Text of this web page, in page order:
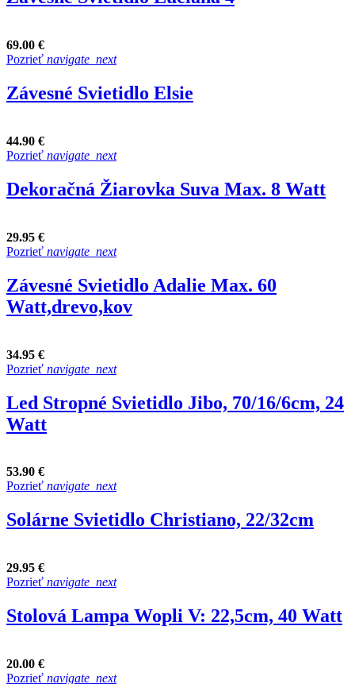
69.00 €
Pozrieť navigate_next
Závesné Svietidlo Elsie
44.90 €
Pozrieť navigate_next
Dekoračná Žiarovka Suva Max. 8 Watt
29.95 €
Pozrieť navigate_next
Závesné Svietidlo Adalie Max. 60
Watt,drevo,kov
34.95 €
Pozrieť navigate_next
Led Stropné Svietidlo Jibo, 70/16/6cm, 24
Watt
53.90 €
Pozrieť navigate_next
Solárne Svietidlo Christiano, 22/32cm
29.95 €
Pozrieť navigate_next
Stolová Lampa Wopli V: 22,5cm, 40 Watt
20.00 €
Pozrieť navigate_next